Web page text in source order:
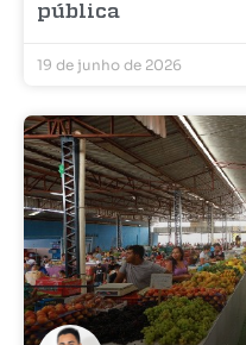
pública
19 de junho de 2026